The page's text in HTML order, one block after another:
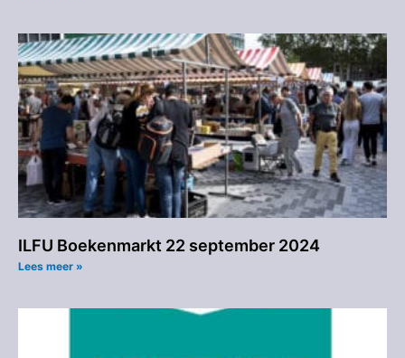
ILFU Boekenmarkt 22 september 2024
Lees meer »